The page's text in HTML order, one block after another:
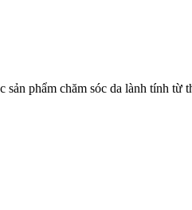
phẩm chăm sóc da lành tính từ